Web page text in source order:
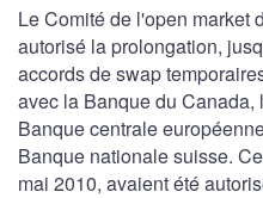
Le Comité de l'open market
autorisé la prolongation,
accords de swap
avec la Banque du
Banque centrale
Banque nationale suisse.
mai 2010, avaient été